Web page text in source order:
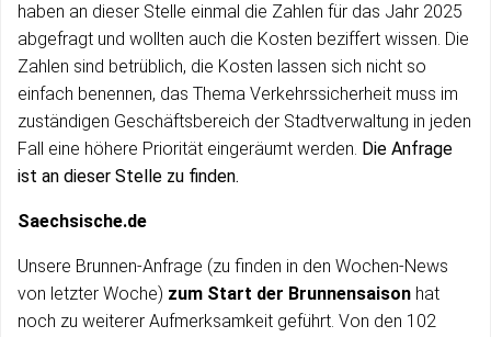
haben an dieser Stelle einmal die Zahlen für das Jahr 2025
abgefragt und wollten auch die Kosten beziffert wissen. Die
Zahlen sind betrüblich, die Kosten lassen sich nicht so
einfach benennen, das Thema Verkehrssicherheit muss im
zuständigen Geschäftsbereich der Stadtverwaltung in jeden
Fall eine höhere Priorität eingeräumt werden. Die Anfrage
ist an dieser Stelle zu finden.
Saechsische.de
Unsere Brunnen-Anfrage (zu finden in den Wochen-News
von letzter Woche) zum Start der Brunnensaison hat
noch zu weiterer Aufmerksamkeit geführt. Von den 102